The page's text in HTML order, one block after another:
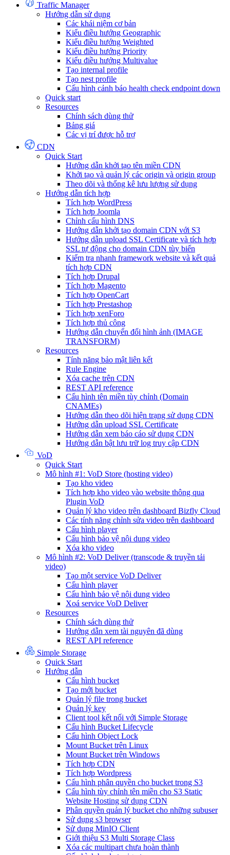
Traffic Manager
Hướng dẫn sử dụng
Các khái niệm cơ bản
Kiểu điều hướng Geographic
Kiểu điều hướng Weighted
Kiểu điều hướng Priority
Kiểu điều hướng Multivalue
Tạo internal profile
Tạo nest profile
Cấu hình cảnh báo health check endpoint down
Quick start
Resources
Chính sách dùng thử
Bảng giá
Các vị trí được hỗ trợ
CDN
Quick Start
Hướng dẫn khởi tạo tên miền CDN
Khởi tạo và quản lý các origin và origin group
Theo dõi và thống kê lưu lượng sử dụng
Hướng dẫn tích hợp
Tích hợp WordPress
Tích hợp Joomla
Chỉnh cấu hình DNS
Hướng dẫn khởi tạo domain CDN với S3
Hướng dẫn upload SSL Certificate và tích hợp
SSL tự động cho domain CDN tùy biến
Kiểm tra nhanh framework website và kết quả
tích hợp CDN
Tích hợp Drupal
Tích hợp Magento
Tích hợp OpenCart
Tích hợp Prestashop
Tích hợp xenForo
Tích hợp thủ công
Hướng dẫn chuyển đổi hình ảnh (IMAGE
TRANSFORM)
Resources
Tính năng bảo mật liên kết
Rule Engine
Xóa cache trên CDN
REST API reference
Cấu hình tên miền tùy chỉnh (Domain
CNAMEs)
Hướng dẫn theo dõi hiện trạng sử dụng CDN
Hướng dẫn upload SSL Certificate
Hướng dẫn xem báo cáo sử dụng CDN
Hướng dẫn bật lưu trữ log truy cập CDN
VoD
Quick Start
Mô hình #1: VoD Store (hosting video)
Tạo kho video
Tích hợp kho video vào website thông qua
Plugin VoD
Quản lý kho video trên dashboard Bizfly Cloud
Các tính năng chỉnh sửa video trên dashboard
Cấu hình player
Cấu hình bảo vệ nội dung video
Xóa kho video
Mô hình #2: VoD Deliver (transcode & truyền tải
video)
Tạo một service VoD Deliver
Cấu hình player
Cấu hình bảo vệ nội dung video
Xoá service VoD Deliver
Resources
Chính sách dùng thử
Hướng dẫn xem tài nguyên đã dùng
REST API reference
Simple Storage
Quick Start
Hướng dẫn
Cấu hình bucket
Tạo mới bucket
Quản lý file trong bucket
Quản lý key
Client tool kết nối với Simple Storage
Cấu hình Bucket Lifecycle
Cấu hình Object Lock
Mount Bucket trên Linux
Mount Bucket trên Windows
Tích hợp CDN
Tích hợp Wordpress
Cấu hình phân quyền cho bucket trong S3
Cấu hình tùy chỉnh tên miền cho S3 Static
Website Hosting sử dụng CDN
Phân quyền quản lý bucket cho những subuser
Sử dụng s3 browser
Sử dụng MinIO Client
Giới thiệu S3 Multi Storage Class
Xóa các multipart chưa hoàn thành